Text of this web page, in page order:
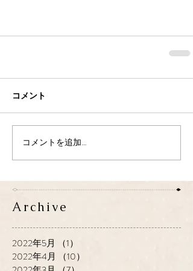
コメント
コメントを追加…
Archive
2022年5月 （1）
2022年4月
（10）